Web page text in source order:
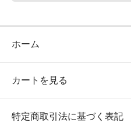
ホーム
カートを見る
特定商取引法に基づく表記